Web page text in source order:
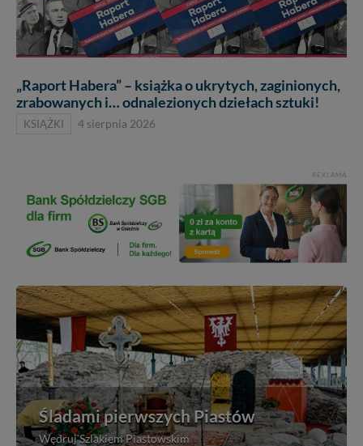
„Raport Habera” – książka o ukrytych, zaginionych,
zrabowanych i… odnalezionych dziełach sztuki!
KSIĄŻKI 4 sierpnia 2026
REKLAMA
Śladami pierwszych Piastów
Wędruj Szlakiem Piastowskim